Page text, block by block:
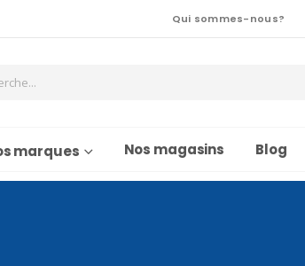
Qui sommes-nous?
marques Nos magasins Blog